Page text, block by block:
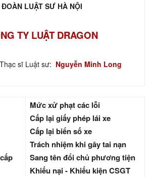
ĐOÀN LUẬT SƯ HÀ NỘI
TY LUẬT DRAGON
sĩ Luật sư: Nguyễn Minh Long
Mức xử phạt các lỗi
Cấp lại giấy phép lái xe
Cấp lại biển số xe
Trách nhiệm khi gây tai nạn
Sang tên đổi chủ phương tiện
Khiếu nại - Khiếu kiện CSGT